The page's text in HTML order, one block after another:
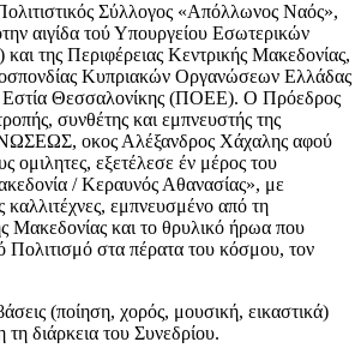
Σύλλογος «Απόλλωνος Ναός»,
αιγίδα τού Υπουργείου Εσωτερικών
της Περιφέρειας Κεντρικής Μακεδονίας,
Κυπριακών Οργανώσεων Ελλάδας
Θεσσαλονίκης (ΠΟΕΕ). Ο Πρόεδρος
συνθέτης και εμπνευστής της
οκος Αλέξανδρος Χάχαλης αφού
ομιλητες, εξετέλεσε έν μέρος του
/ Κεραυνός Αθανασίας», με
εμπνευσμένο από τη
Μακεδονίας και το θρυλικό ήρωα που
Πολιτισμό στα πέρατα του κόσμου, τον
(ποίηση, χορός, μουσική, εικαστικά)
διάρκεια του Συνεδρίου.